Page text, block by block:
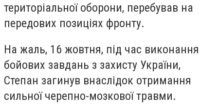
територіальної оборони, перебував на
передових позиціях фронту.
На жаль, 16 жовтня, під час виконання
бойових завдань з захисту України,
Степан загинув внаслідок отримання
сильної черепно-мозкової травми.